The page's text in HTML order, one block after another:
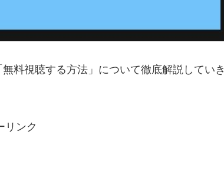
料視聴する方法」について徹底解説していき
リンク